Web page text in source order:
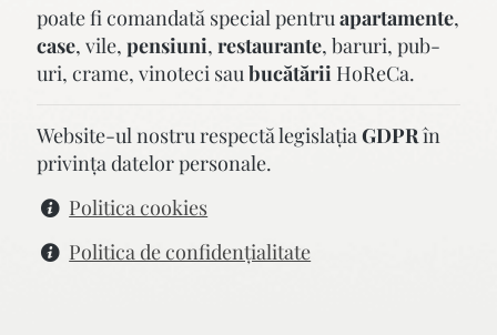
poate fi comandată special pentruapartamente,
case, vile, pensiuni, restaurante, baruri, pub-
uri, crame, vinoteci saubucătării HoReCa.
Website-ul nostru respectă legislaţiaGDPRîn
privinţa datelor personale.
Politica cookies
Politica de confidenţialitate